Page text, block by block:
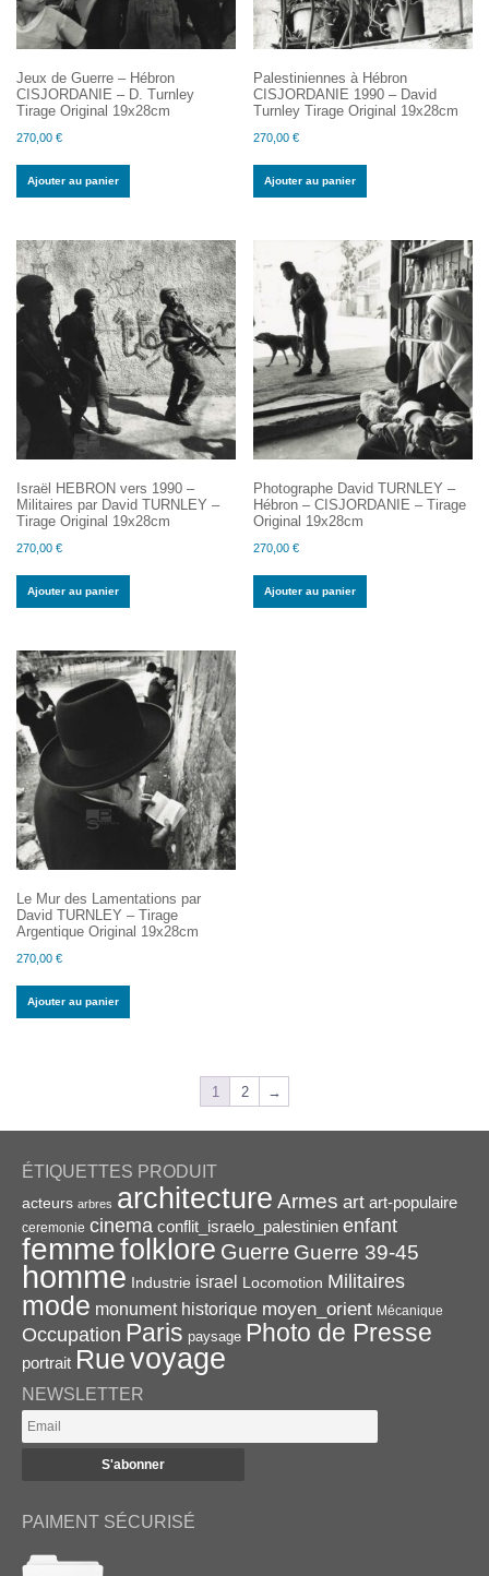
Jeux de Guerre – Hébron
CISJORDANIE – D. Turnley
Tirage Original 19x28cm
270,00 €
Ajouter au panier
Palestiniennes à Hébron
CISJORDANIE 1990 – David
Turnley Tirage Original 19x28cm
270,00€
Ajouter au panier
Israël HEBRON vers 1990 –
Militaires par David TURNLEY –
Tirage Original 19x28cm
270,00 €
Ajouter au panier
Photographe David TURNLEY –
Hébron – CISJORDANIE – Tirage
Original 19x28cm
270,00€
Ajouter au panier
Le Mur des Lamentations par
David TURNLEY – Tirage
Argentique Original 19x28cm
270,00 €
Ajouter au panier
1 2 →
ÉTIQUETTES PRODUIT
acteurs arbres architecture Armes art art-populaire
ceremonie cinema conflit_israelo_palestinien enfant
femmefolklore Guerre Guerre 39-45
homme Industrie israel Locomotion Militaires
mode monument historique moyen_orient Mécanique
Occupation Paris paysage Photo de Presse
portrait Ruevoyage
NEWSLETTER
PAIMENT SÉCURISÉ